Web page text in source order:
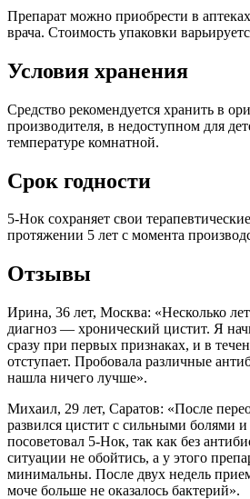
Препарат можно приобрести в
врача. Стоимость упаковки
Условия хранения
Средство рекомендуется хранить в
производителя, в недоступном для
температуре комнатной.
Срок годности
5-Нок сохраняет свои
протяжении 5 лет с момента
Отзывы
Ирина, 36 лет, Москва: «Несколько
диагноз — хронический цистит. Я
сразу при первых признаках, и в
отступает. Пробовала различные
нашла ничего лучше».
Михаил, 29 лет, Саратов: «После
развился цистит с сильными болями
посоветовал 5-Нок, так как без
ситуации не обойтись, а у этого
минимальны. После двух недель
моче больше не оказалось бактерий».